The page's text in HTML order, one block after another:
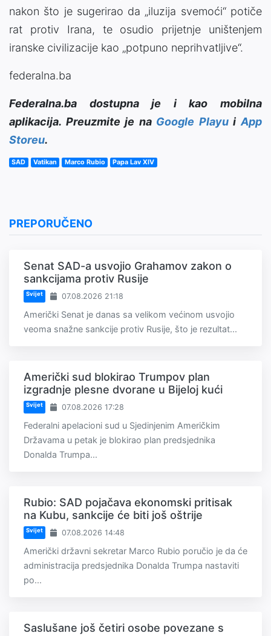
nakon što je sugerirao da „iluzija svemoći“ potiče
rat protiv Irana, te osudio prijetnje uništenjem
iranske civilizacije kao „potpuno neprihvatljive“.
federalna.ba
Federalna.ba dostupna je i kao mobilna
aplikacija. Preuzmite je na Google PlayuiApp
Storeu.
SAD Vatikan Marco Rubio Papa Lav XIV
PREPORUČENO
Senat SAD-a usvojio Grahamov zakon o
sankcijama protiv Rusije
Svijet 07.08.2026 21:18
Američki Senat je danas sa velikom većinom usvojio
veoma snažne sankcije protiv Rusije, što je rezultat...
Američki sud blokirao Trumpov plan
izgradnje plesne dvorane u Bijeloj kući
Svijet 07.08.2026 17:28
Federalni apelacioni sud u Sjedinjenim Američkim
Državama u petak je blokirao plan predsjednika
Donalda Trumpa...
Rubio: SAD pojačava ekonomski pritisak
na Kubu, sankcije će biti još oštrije
Svijet 07.08.2026 14:48
Američki državni sekretar Marco Rubio poručio je da će
administracija predsjednika Donalda Trumpa nastaviti
po...
Saslušane još četiri osobe povezane s